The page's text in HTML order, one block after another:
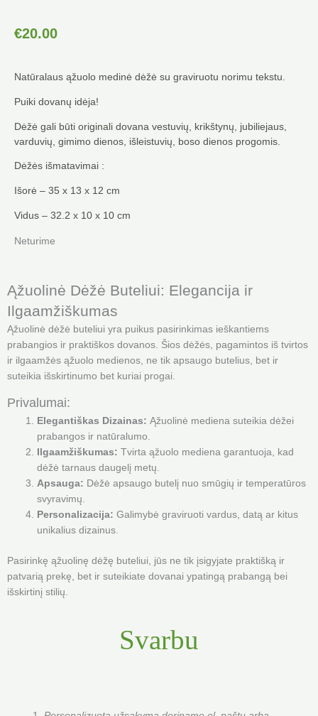
€20.00
Natūralaus ąžuolo medinė dėžė su graviruotu norimu tekstu.
Puiki dovanų idėja!
Dėžė gali būti originali dovana vestuvių, krikštynų, jubiliejaus,
varduvių, gimimo dienos, išleistuvių, boso dienos progomis.
Dėžės išmatavimai :
Išorė – 35 x 13 x 12 cm
Vidus – 32.2 x 10 x 10 cm
Neturime
Ąžuolinė Dėžė Buteliui: Elegancija ir
Ilgaamžiškumas
Ąžuolinė dėžė buteliui yra puikus pasirinkimas ieškantiems
prabangios ir praktiškos dovanos. Šios dėžės, pagamintos iš tvirtos
ir ilgaamžės ąžuolo medienos, ne tik apsaugo butelius, bet ir
suteikia išskirtinumo bet kuriai progai.
Privalumai:
Elegantiškas Dizainas: Ąžuolinė mediena suteikia dėžei
prabangos ir natūralumo.
Ilgaamžiškumas: Tvirta ąžuolo mediena garantuoja, kad
dėžė tarnaus daugelį metų.
Apsauga: Dėžė apsaugo butelį nuo smūgių ir temperatūros
svyravimų.
Personalizacija: Galimybė graviruoti vardus, datą ar kitus
unikalius dizainus.
Pasirinkę ąžuolinę dėžę buteliui, jūs ne tik įsigyjate praktišką ir
patvarią prekę, bet ir suteikiate dovanai ypatingą prabangą bei
išskirtinį stilių.
Svarbu